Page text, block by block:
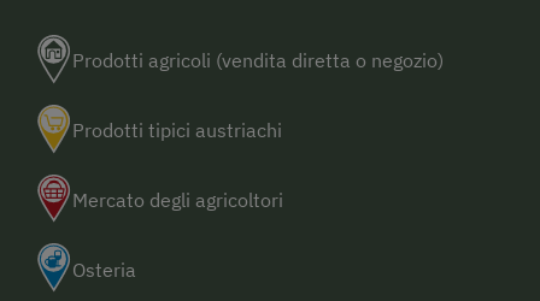
Prodotti agricoli (vendita diretta o negozio)
Prodotti tipici austriachi
Mercato degli agricoltori
Osteria